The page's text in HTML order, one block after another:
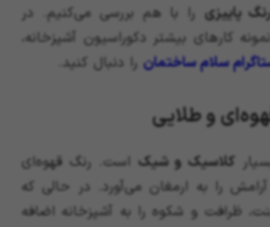
پاییزی را با هم بررسی می‌کنیم. در
کارهای بیشتر دکوراسیون آشپزخانه،
سلام ساختمان را دنبال کنید.
کلاسیک و شیک است. رنگ قهوه‌ای
آرامش را به ارمغان می‌آورد. در حالی که
ظرافت و شکوه را به آشپزخانه اضافه